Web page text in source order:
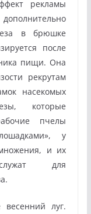
рекламы
в брюшке
после
пищи. Она
рекрутам
насекомых
которые
пчелы
у
и их
для
весенний луг.